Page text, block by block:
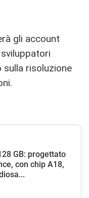
gli account
risoluzione
GB: progettato
con chip A18,